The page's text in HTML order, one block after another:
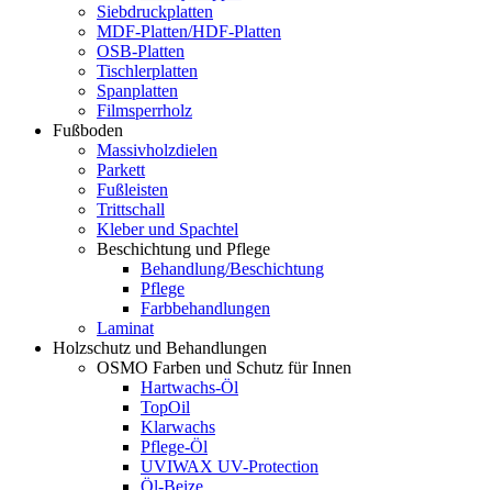
Siebdruckplatten
MDF-Platten/HDF-Platten
OSB-Platten
Tischlerplatten
Spanplatten
Filmsperrholz
Fußboden
Massivholzdielen
Parkett
Fußleisten
Trittschall
Kleber und Spachtel
Beschichtung und Pflege
Behandlung/Beschichtung
Pflege
Farbbehandlungen
Laminat
Holzschutz und Behandlungen
OSMO Farben und Schutz für Innen
Hartwachs-Öl
TopOil
Klarwachs
Pflege-Öl
UVIWAX UV-Protection
Öl-Beize